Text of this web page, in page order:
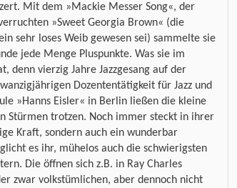
Mit dem »Mackie Messer Song«, der
»Sweet Georgia Brown« (die
sehr loses Weib gewesen sei) sammelte sie
jede Menge Pluspunkte. Was sie im
denn vierzig Jahre Jazzgesang auf der
Dozententätigkeit für Jazz und
»Hanns Eisler« in Berlin ließen die kleine
Stürmen trotzen. Noch immer steckt in ihrer
Kraft, sondern auch ein wunderbar
es ihr, mühelos auch die schwierigsten
Die öffnen sich z.B. in Ray Charles
zwar volkstümlichen, aber dennoch nicht